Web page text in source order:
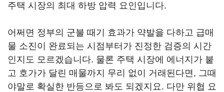
주택 시장의 최대 하방 압력 요인입니다.
어쩌면 정부의 군불 때기 효과가 약발을 다하고 급매
물 소진이 완료되는 시점부터가 진정한 검증의 시간
인지도 모르겠습니다. 물론 주택 시장에 에너지가 붙
고 호가가 달린 매물까지 무리 없이 거래된다면, 그때
야말로 확실한 반등으로 봐도 되겠지요. 다만 위협 요